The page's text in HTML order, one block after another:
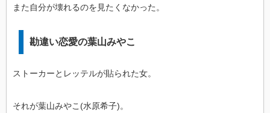
また自分が壊れるのを見たくなかった。
勘違い恋愛の葉山みやこ
ストーカーとレッテルが貼られた女。
それが葉山みやこ(水原希子)。